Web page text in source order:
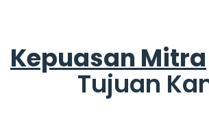
Kepuasan Mitra
Tujuan